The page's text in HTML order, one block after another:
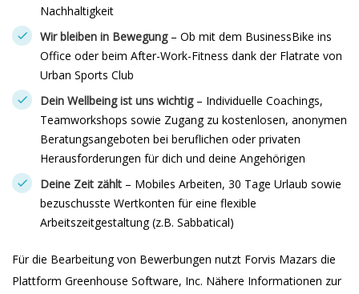
Nachhaltigkeit
Wir bleiben in Bewegung– Ob mit dem BusinessBike ins
Office oder beim After-Work-Fitness dank der Flatrate von
Urban Sports Club
Dein Wellbeing ist uns wichtig – Individuelle Coachings,
Teamworkshops sowie Zugang zu kostenlosen, anonymen
Beratungsangeboten bei beruflichen oder privaten
Herausforderungen für dich und deine Angehörigen
Deine Zeit zählt – Mobiles Arbeiten, 30 Tage Urlaub sowie
bezuschusste Wertkonten für eine flexible
Arbeitszeitgestaltung (z.B. Sabbatical)
Für die Bearbeitung von Bewerbungen nutzt Forvis Mazars die
Plattform Greenhouse Software, Inc. Nähere Informationen zur